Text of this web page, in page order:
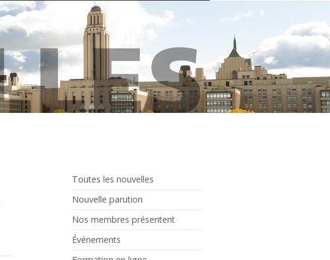
Toutes les nouvelles
Nouvelle parution
Nos membres présentent
Événements